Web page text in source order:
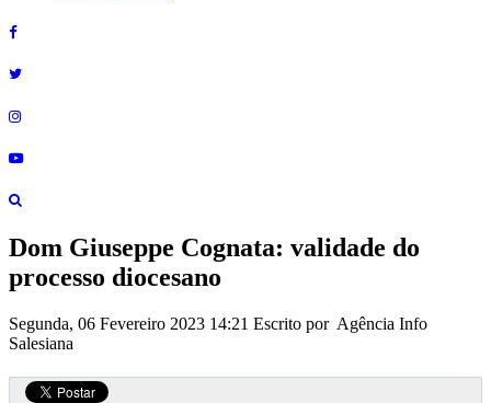
Dom Giuseppe Cognata: validade do
processo diocesano
Segunda, 06 Fevereiro 2023 14:21 Escrito por Agência Info
Salesiana